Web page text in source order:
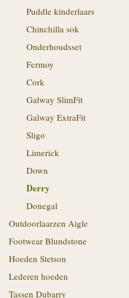
Puddle kinderlaars
Chinchilla sok
Onderhoudsset
Fermoy
Cork
Galway SlimFit
Galway ExtraFit
Sligo
Limerick
Down
Derry
Donegal
Outdoorlaarzen Aigle
Footwear Blundstone
Hoeden Stetson
Lederen hoeden
Tassen Dubarry